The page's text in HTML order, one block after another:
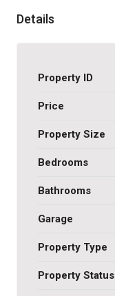
Details
Property ID
Price
Property Size
Bedrooms
Bathrooms
Garage
Property Type
Property Status